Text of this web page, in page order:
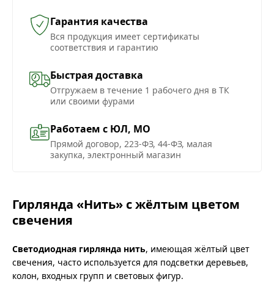
Гарантия качества
Вся продукция имеет сертификаты
соответствия и гарантию
Быстрая доставка
Отгружаем в течение 1 рабочего дня в ТК
или своими фурами
Работаем с ЮЛ, МО
Прямой договор, 223-ФЗ, 44-ФЗ, малая
закупка, электронный магазин
Гирлянда «Нить» с жёлтым цветом
свечения
Светодиодная гирлянда нить, имеющая жёлтый цвет
свечения, часто используется для подсветки деревьев,
колон, входных групп и световых фигур.